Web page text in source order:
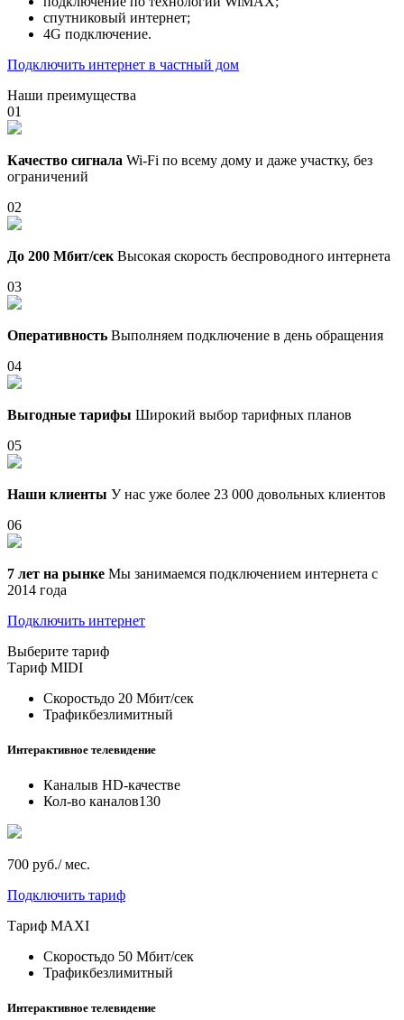
спутниковый интернет;
4G подключение.
Подключить интернет в частный дом
Наши преимущества
01
Качество сигнала Wi-Fi по всему дому и даже участку, без
ограничений
02
До 200 Мбит/сек Высокая скорость беспроводного интернета
03
Оперативность Выполняем подключение в день обращения
04
Выгодные тарифы Широкий выбор тарифных планов
05
Наши клиенты У нас уже более 23 000 довольных клиентов
06
7 лет на рынке Мы занимаемся подключением интернета с
2014 года
Подключить интернет
Выберите тариф
Тариф MIDI
Скоростьдо 20 Мбит/сек
Трафикбезлимитный
Интерактивное телевидение
Каналыв HD-качестве
Кол-во каналов130
700 руб./ мес.
Подключить тариф
Тариф MAXI
Скоростьдо 50 Мбит/сек
Трафикбезлимитный
Интерактивное телевидение